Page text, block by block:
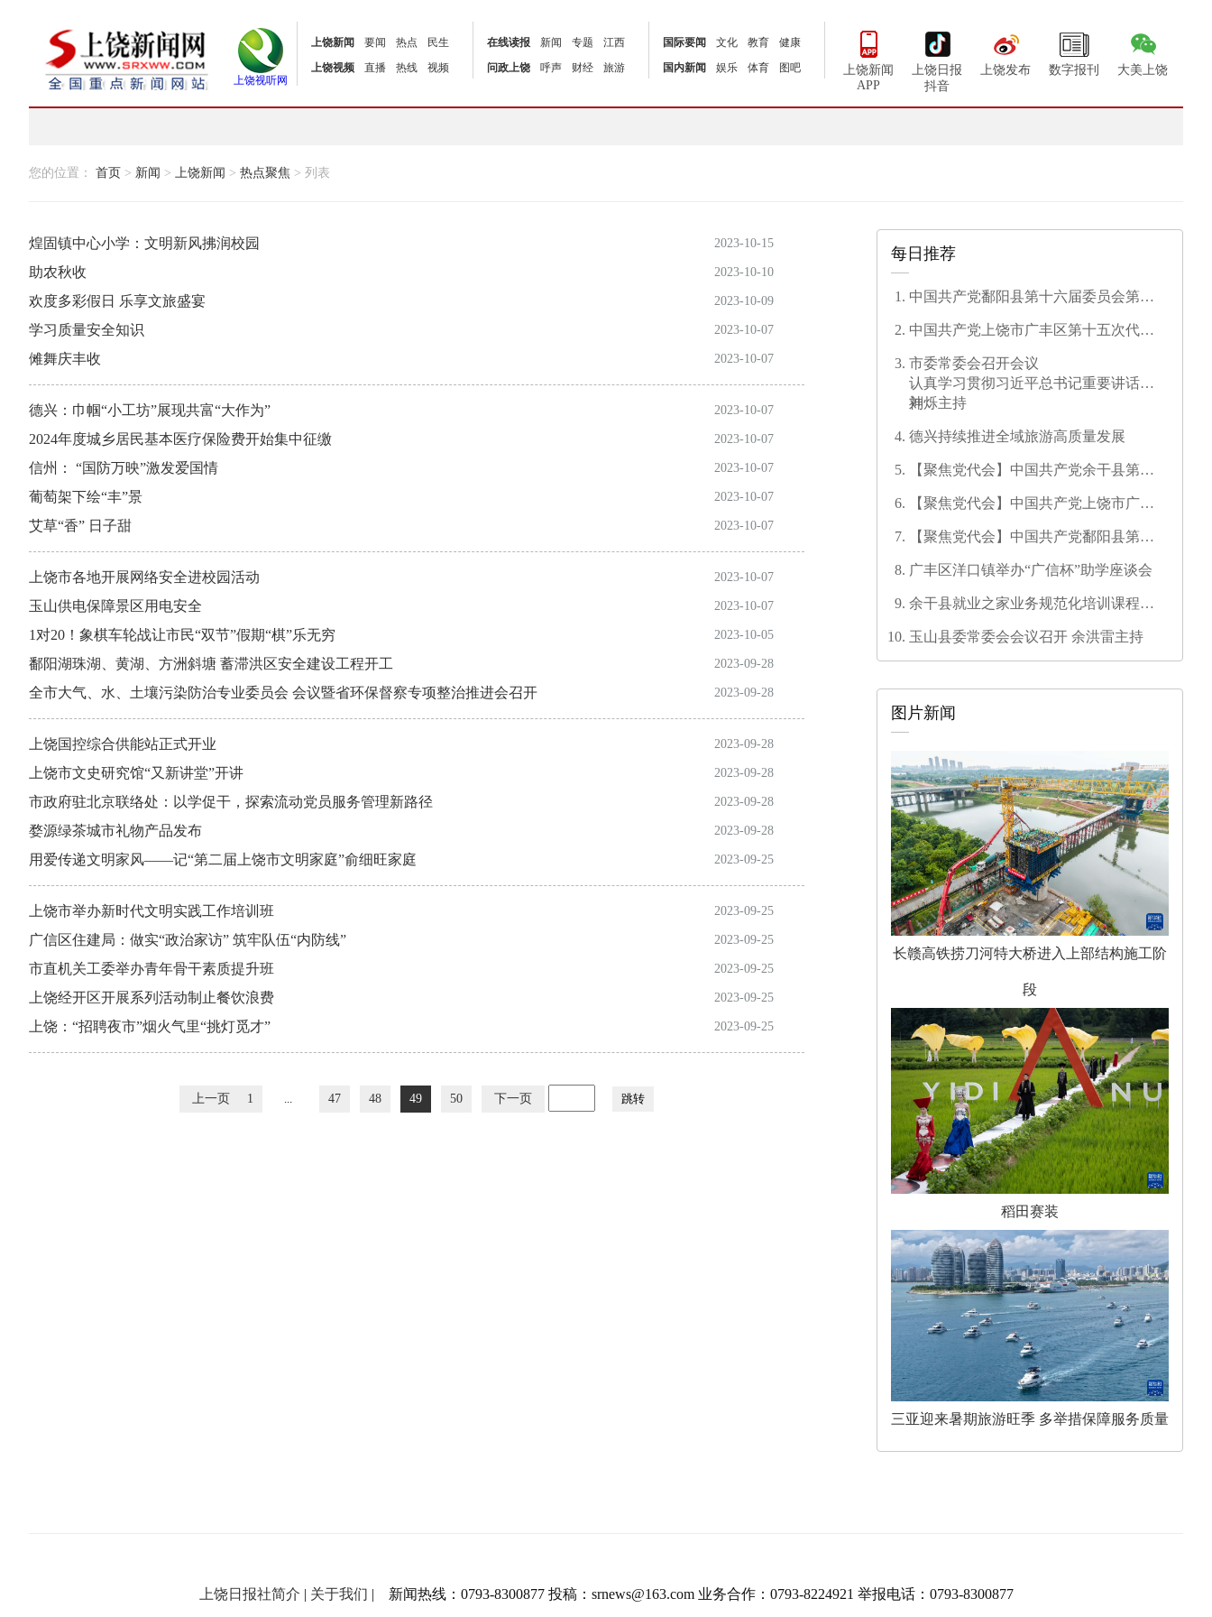
上饶视听网
上饶新闻 要闻 热点
民生
上饶视频
直播 热线 视频
在线读报 新闻 专题
江西
问政上饶
呼声 财经 旅游
国际要闻 文化 教育
健康
国内新闻
娱乐 体育 图吧
上饶新闻
APP
上饶日报
抖音
上饶发布 数字报刊 大美上饶
您的位置： 首页 > 新闻 > 上饶新闻 > 热点聚焦 > 列表
煌固镇中心小学：文明新风拂润校园 2023-10-15
助农秋收 2023-10-10
欢度多彩假日 乐享文旅盛宴 2023-10-09
学习质量安全知识 2023-10-07
傩舞庆丰收 2023-10-07
德兴：巾帼“小工坊”展现共富“大作为” 2023-10-07
2024年度城乡居民基本医疗保险费开始集中征缴 2023-10-07
信州： “国防万映”激发爱国情 2023-10-07
葡萄架下绘“丰”景 2023-10-07
艾草“香” 日子甜 2023-10-07
上饶市各地开展网络安全进校园活动 2023-10-07
玉山供电保障景区用电安全 2023-10-07
1对20！象棋车轮战让市民“双节”假期“棋”乐无穷 2023-10-05
鄱阳湖珠湖、黄湖、方洲斜塘 蓄滞洪区安全建设工程开工 2023-09-28
全市大气、水、土壤污染防治专业委员会 会议暨省环保督察专项整治推进会召开 2023-09-28
上饶国控综合供能站正式开业 2023-09-28
上饶市文史研究馆“又新讲堂”开讲 2023-09-28
市政府驻北京联络处：以学促干，探索流动党员服务管理新路径 2023-09-28
婺源绿茶城市礼物产品发布 2023-09-28
用爱传递文明家风——记“第二届上饶市文明家庭”俞细旺家庭 2023-09-25
上饶市举办新时代文明实践工作培训班 2023-09-25
广信区住建局：做实“政治家访” 筑牢队伍“内防线” 2023-09-25
市直机关工委举办青年骨干素质提升班 2023-09-25
上饶经开区开展系列活动制止餐饮浪费 2023-09-25
上饶：“招聘夜市”烟火气里“挑灯觅才” 2023-09-25
上一页 1 47 48 49 50 下一页 跳转
每日推荐
中国共产党鄱阳县第十六届委员会第一
中国共产党上饶市广丰区第十五次代表
市委常委会召开会议
认真学习贯彻习近平总书记重要讲话精
神
刘烁主持
德兴持续推进全域旅游高质量发展
【聚焦党代会】中国共产党余干县第十
【聚焦党代会】中国共产党上饶市广信
【聚焦党代会】中国共产党鄱阳县第十
广丰区洋口镇举办“广信杯”助学座谈会
余干县就业之家业务规范化培训课程开
玉山县委常委会会议召开 余洪雷主持
图片新闻
长赣高铁捞刀河特大桥进入上部结构施工阶
段
稻田赛装
三亚迎来暑期旅游旺季 多举措保障服务质量
上饶日报社简介 | 关于我们 | 新闻热线：0793-8300877 投稿：srnews@163.com 业务合作：0793-8224921 举报电话：0793-8300877